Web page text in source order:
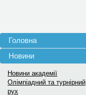
Головна
Новини
Новини академії
Олімпіадний та турнірний
рух